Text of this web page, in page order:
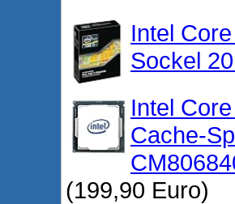
Intel
Sockel
Intel
Cache-
(199,90 Euro)